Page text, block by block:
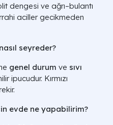
dengesi ve ağrı–bulantı
aciller gecikmeden
seyreder?
genel durum ve sıvı
ipucudur. Kırmızı
evde ne yapabilirim?